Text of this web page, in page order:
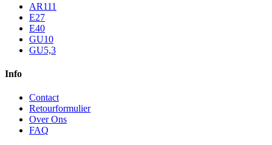
AR111
E27
E40
GU10
GU5,3
Info
Contact
Retourformulier
Over Ons
FAQ